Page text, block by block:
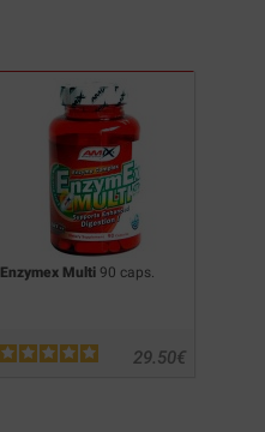
Enzymex Multi 90 caps.
€
29.50